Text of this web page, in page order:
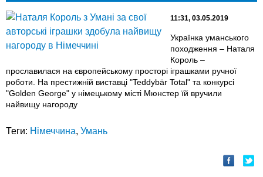
11:31, 03.05.2019
Українка уманського
походження – Наталя
Король –
прославилася на європейському просторі іграшками ручної
роботи. На престижній виставці "Teddybär Total" та конкурсі
"Golden George" у німецькому місті Мюнстер їй вручили
найвищу нагороду
Теги: Німеччина, Умань